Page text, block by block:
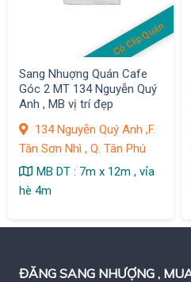
Có Clip Quán
Sang Nhuợng Quán Cafe
Góc 2 MT 134 Nguyễn Quý
Anh , MB vị trí đẹp
134 Nguyễn Quý Anh ,F.
Tân Sơn Nhì , Q. Tân Phú
MB DT : 7m x 12m , vỉa
hè 4m
ĐĂNG SANG NHƯỢNG ,